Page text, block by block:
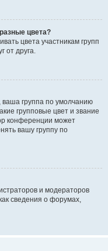
цвета?
цвета участникам групп
от друга.
ваша группа по умолчанию
групповые цвет и звание
конференции может
вашу группу по
и модераторов
сведения о форумах,